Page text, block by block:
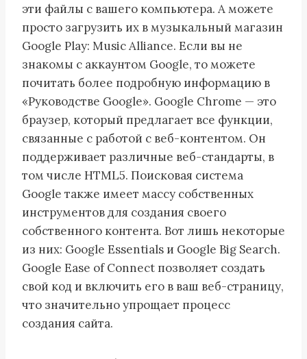
эти файлы с вашего компьютера. А можете
просто загрузить их в музыкальный магазин
Google Play: Music Alliance. Если вы не
знакомы с аккаунтом Google, то можете
почитать более подробную информацию в
«Руководстве Google». Google Chrome — это
браузер, который предлагает все функции,
связанные с работой с веб-контентом. Он
поддерживает различные веб-стандарты, в
том числе HTML5. Поисковая система
Google также имеет массу собственных
инструментов для создания своего
собственного контента. Вот лишь некоторые
из них: Google Essentials и Google Big Search.
Google Ease of Connect позволяет создать
свой код и включить его в ваш веб-страницу,
что значительно упрощает процесс
создания сайта.